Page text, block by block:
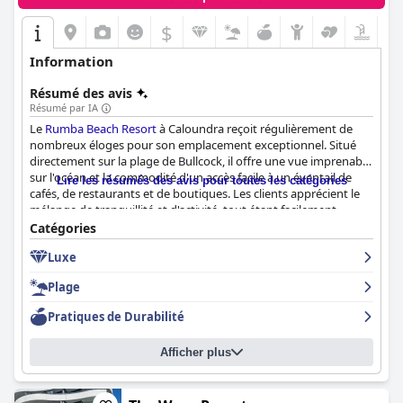
$
Information
Résumé des avis
Résumé par IA
Le Rumba Beach Resortà Caloundra reçoit régulièrement de
nombreux éloges pour son emplacement exceptionnel. Situé
directement sur la plage de Bullcock, il offre une vue imprenable
sur l'océan et la commodité d'un accès facile à un éventail de
cafés, de restaurants et de boutiques. Les clients apprécient le
mélange de tranquillité et d'activité, tout étant facilement
accessible à pied. Les piscines accueillantes de l'hôtel, les
chambres spacieuses et le parking sécurisé améliorent
l'expérience des clients, ce qui en fait un lieu idéal pour les
côtière relaxante.
Bien que l'hôtel ne propose pas un petit-déjeuner traditionnel,
les muffins et le café gratuits sont un atout remarquable. Les
clients décrivent fréquemment ces douceurs matinales comme
délicieuses et comme un agréable début de journée, ce qui
ajoute de la valeur à leur séjour.
Lire les résumés des avis pour toutes les catégories
Catégories
Luxe
Plage
Pratiques de Durabilité
Afficher plus